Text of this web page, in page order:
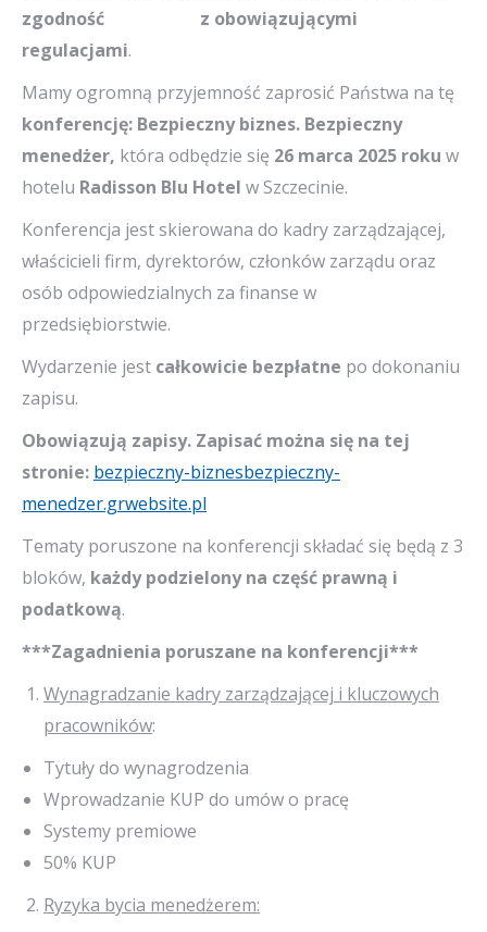
zgodność z obowiązującymi
regulacjami.
Mamy ogromną przyjemność zaprosić Państwa na tę
konferencję: Bezpieczny biznes. Bezpieczny
menedżer, która odbędzie się 26 marca 2025 roku w
hotelu Radisson Blu Hotel w Szczecinie.
Konferencja jest skierowana do kadry zarządzającej,
właścicieli firm, dyrektorów, członków zarządu oraz
osób odpowiedzialnych za finanse w
przedsiębiorstwie.
Wydarzenie jest całkowicie bezpłatne po dokonaniu
zapisu.
Obowiązują zapisy. Zapisać można się na tej
stronie: bezpieczny-biznesbezpieczny-
menedzer.grwebsite.pl
Tematy poruszone na konferencji składać się będą z 3
bloków, każdy podzielony na część prawną i
podatkową.
***Zagadnienia poruszane na konferencji***
Wynagradzanie kadry zarządzającej i kluczowych
pracowników:
Tytuły do wynagrodzenia
Wprowadzanie KUP do umów o pracę
Systemy premiowe
50% KUP
Ryzyka bycia menedżerem: